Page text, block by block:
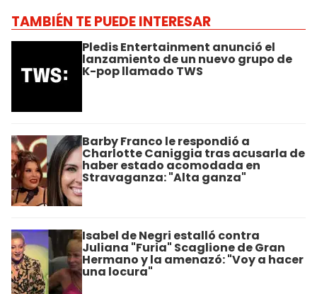
TAMBIÉN TE PUEDE INTERESAR
Pledis Entertainment anunció el
lanzamiento de un nuevo grupo de
K-pop llamado TWS
Barby Franco le respondió a
Charlotte Caniggia tras acusarla de
haber estado acomodada en
Stravaganza: "Alta ganza"
Isabel de Negri estalló contra
Juliana "Furia" Scaglione de Gran
Hermano y la amenazó: "Voy a hacer
una locura"